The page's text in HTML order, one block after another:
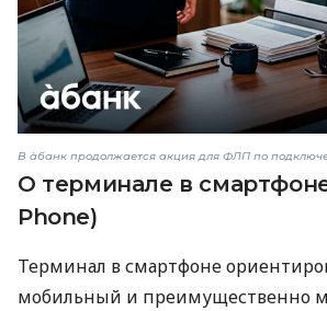
В àбанк продолжается акция для ФЛП по
О терминале в
Phone)
Терминал в смартфоне
мобильный и преимущественно